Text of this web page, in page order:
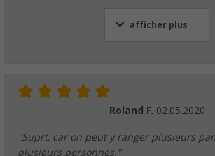
afficher plus
Roland F. 02.05.2020
"Suprt, car on peut y ranger plusieurs
plusieurs personnes."